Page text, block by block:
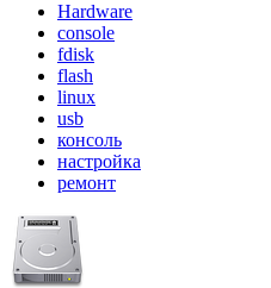
Hardware
console
fdisk
flash
linux
usb
консоль
настройка
ремонт